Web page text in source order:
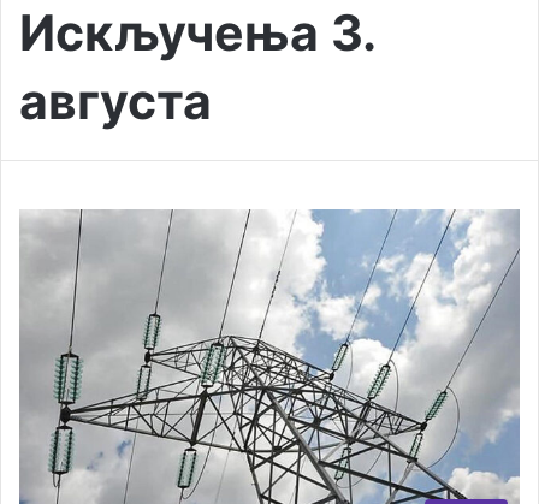
Искључења 3.
августа